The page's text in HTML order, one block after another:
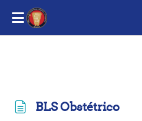
BLS Obstétrico